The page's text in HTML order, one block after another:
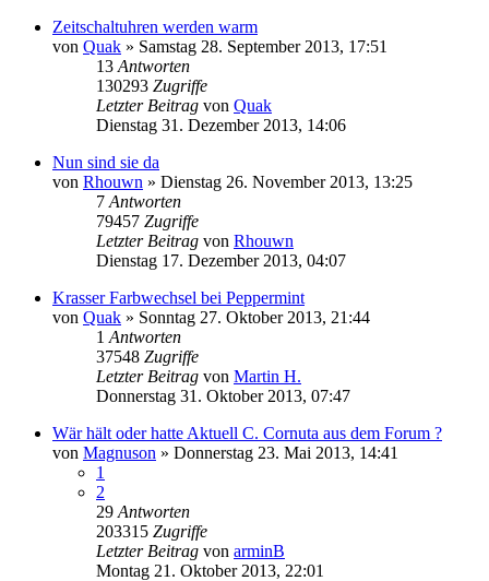
Zeitschaltuhren werden warm
von Quak » Samstag 28. September 2013, 17:51
13 Antworten
130293 Zugriffe
Letzter Beitrag von Quak
Dienstag 31. Dezember 2013, 14:06
Nun sind sie da
von Rhouwn » Dienstag 26. November 2013, 13:25
7 Antworten
79457 Zugriffe
Letzter Beitrag von Rhouwn
Dienstag 17. Dezember 2013, 04:07
Krasser Farbwechsel bei Peppermint
von Quak » Sonntag 27. Oktober 2013, 21:44
1 Antworten
37548 Zugriffe
Letzter Beitrag von Martin H.
Donnerstag 31. Oktober 2013, 07:47
Wär hält oder hatte Aktuell C. Cornuta aus dem Forum ?
von Magnuson » Donnerstag 23. Mai 2013, 14:41
1
2
29 Antworten
203315 Zugriffe
Letzter Beitrag von arminB
Montag 21. Oktober 2013, 22:01